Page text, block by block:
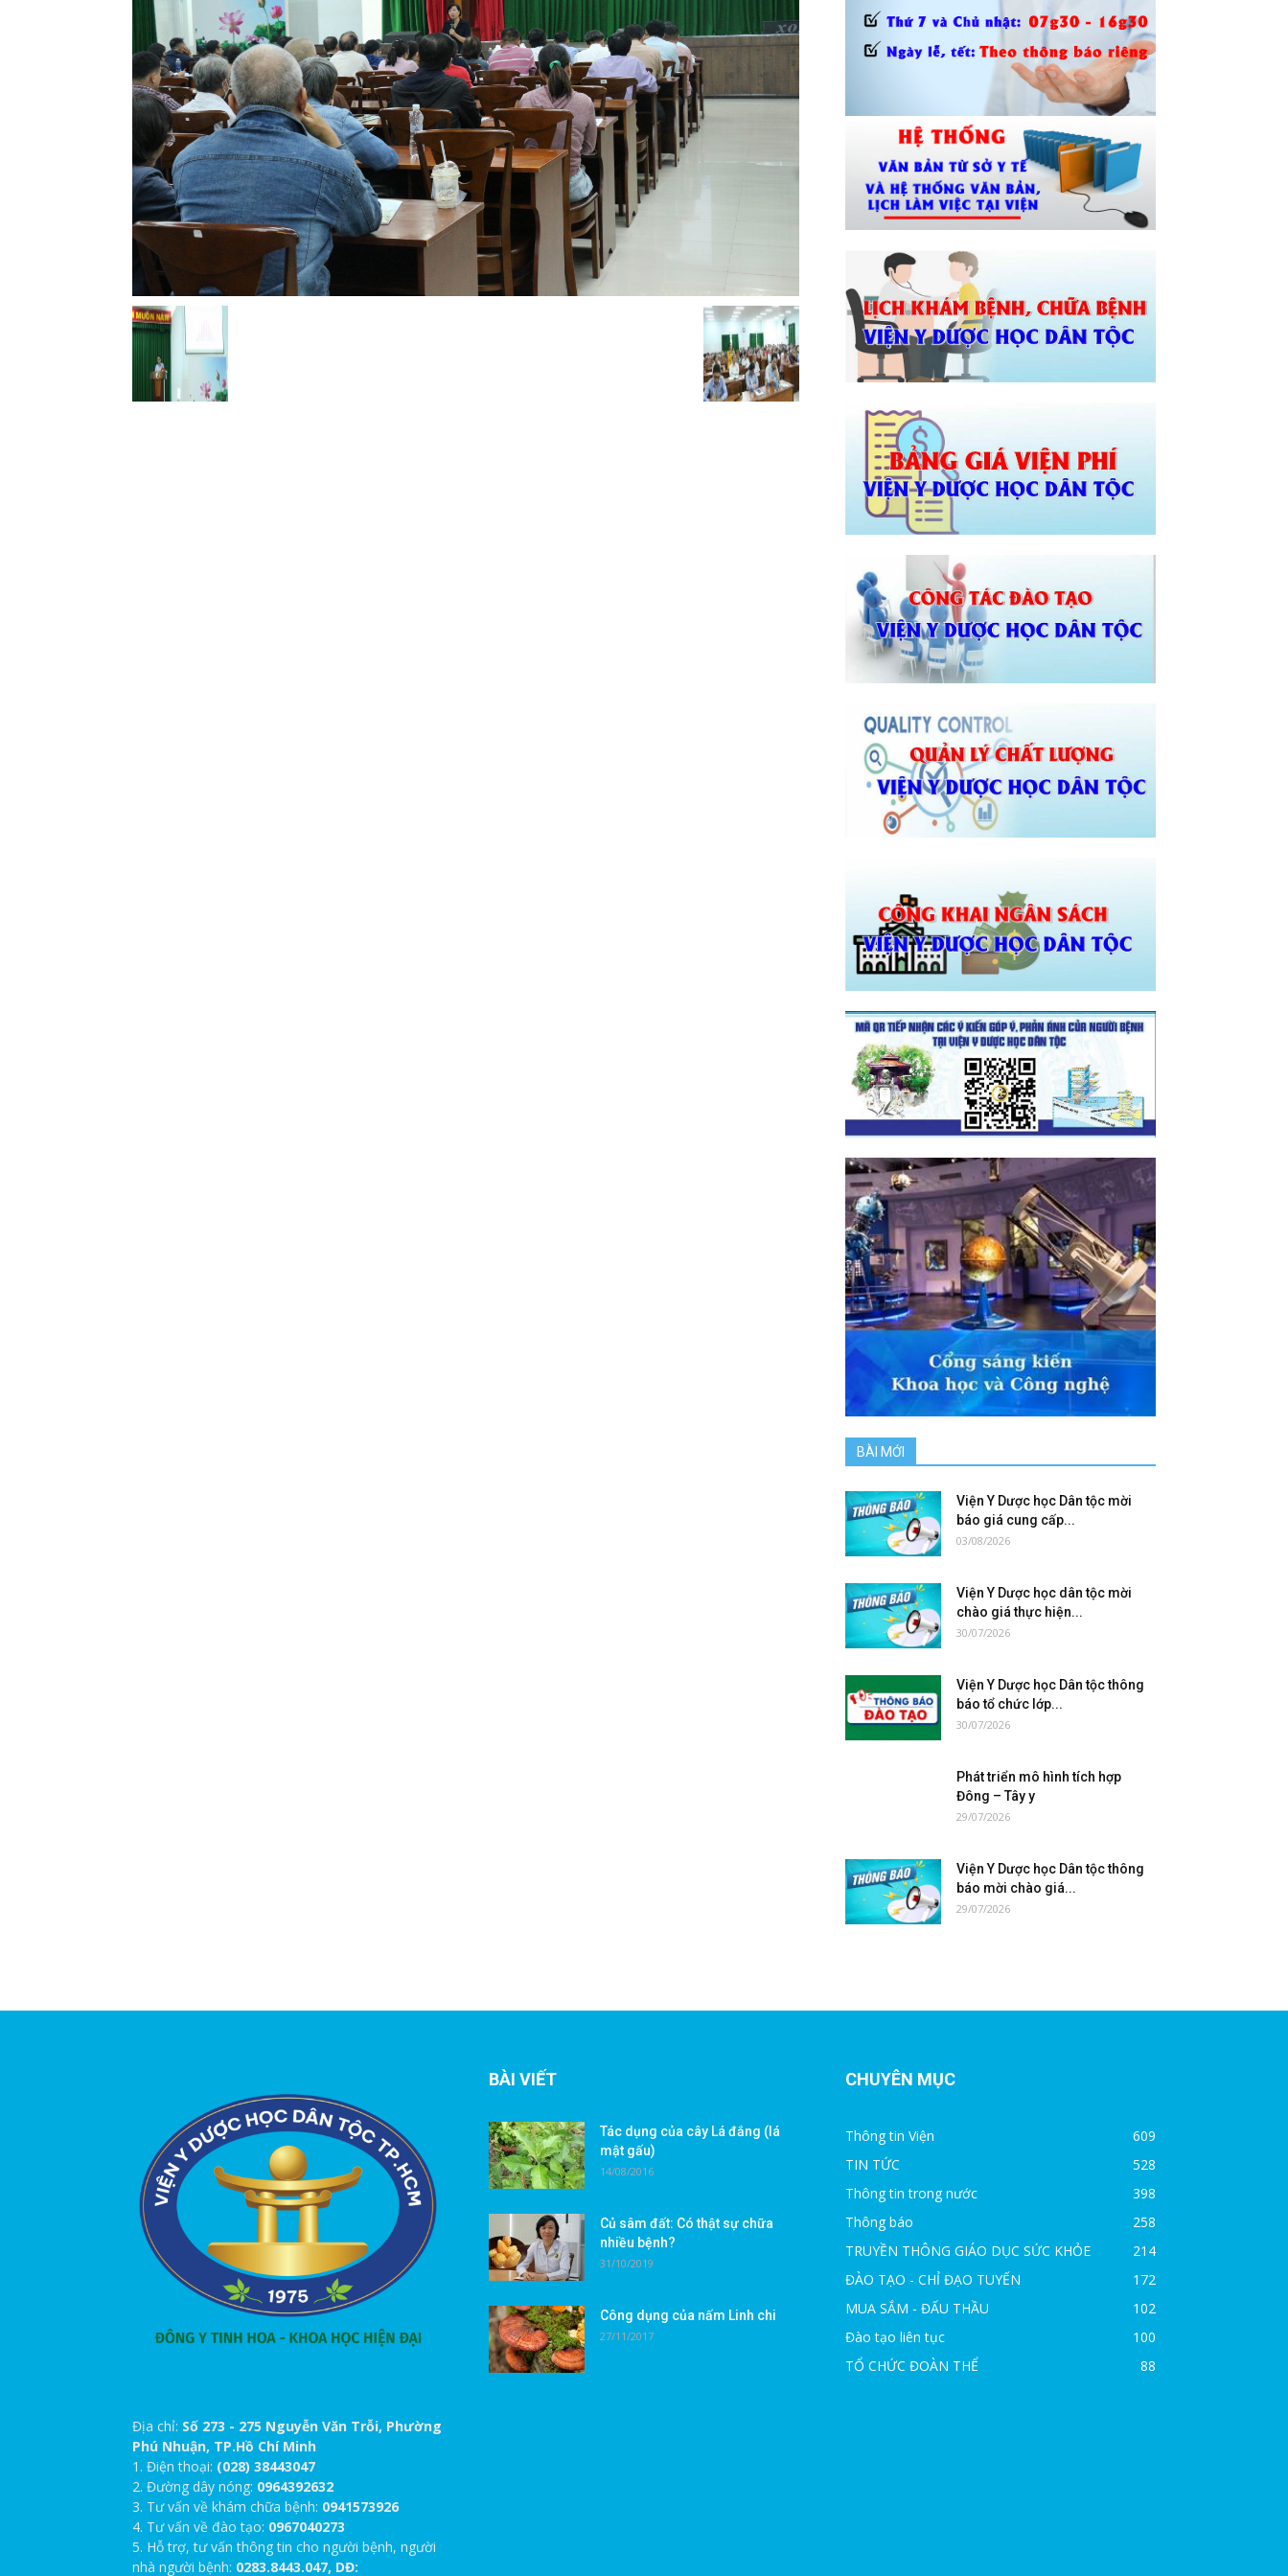
BÀI MỚI
Viện Y Dược học Dân tộc mời
báo giá cung cấp...
03/08/2026
Viện Y Dược học dân tộc mời
chào giá thực hiện...
30/07/2026
Viện Y Dược học Dân tộc thông
báo tổ chức lớp...
30/07/2026
Phát triển mô hình tích hợp
Đông – Tây y
29/07/2026
Viện Y Dược học Dân tộc thông
báo mời chào giá...
29/07/2026
Địa chỉ: Số 273 - 275 Nguyễn Văn Trỗi, Phường
Phú Nhuận, TP.Hồ Chí Minh
1. Điện thoại: (028) 38443047
2. Đường dây nóng: 0964392632
3. Tư vấn về khám chữa bệnh: 0941573926
4. Tư vấn về đào tạo: 0967040273
5. Hỗ trợ, tư vấn thông tin cho người bệnh, người
nhà người bệnh: 0283.8443.047, DĐ:
BÀI VIẾT
Tác dụng của cây Lá đắng (lá
mật gấu)
14/08/2016
Củ sâm đất: Có thật sự chữa
nhiều bệnh?
31/10/2019
Công dụng của nấm Linh chi
27/11/2017
CHUYÊN MỤC
Thông tin Viện
609
TIN TỨC
528
Thông tin trong nước
398
Thông báo
258
TRUYỀN THÔNG GIÁO DỤC SỨC KHỎE
214
ĐÀO TẠO - CHỈ ĐẠO TUYẾN
172
MUA SẮM - ĐẤU THẦU
102
Đào tạo liên tục
100
TỔ CHỨC ĐOÀN THỂ
88